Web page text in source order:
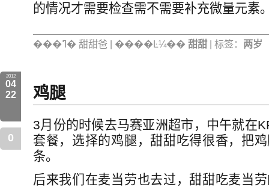
的情况才需要检查需不需要补充微量元素
���ߣ� 甜甜爸 | ����Ŀ¼�� 甜甜 | 标签： 两岁
2012
04
22
0
鸡腿
3月份的时候去马赛亚洲超市，中午就在
套餐，选择的鸡腿，甜甜吃得很香，把
条。
后来我们在麦当劳也去过，甜甜吃麦当